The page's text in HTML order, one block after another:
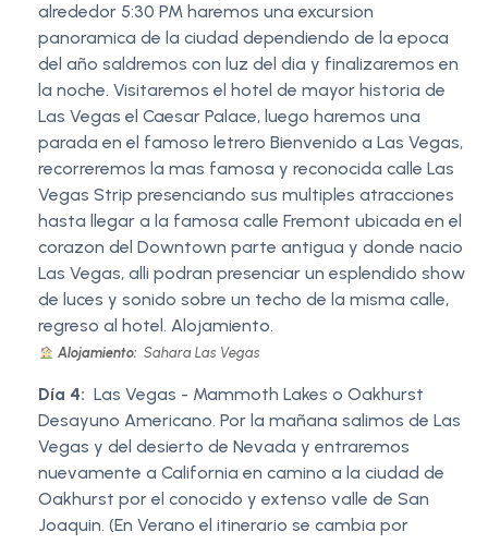
alrededor 5:30 PM haremos una excursion
panoramica de la ciudad dependiendo de la epoca
del año saldremos con luz del dia y finalizaremos en
la noche. Visitaremos el hotel de mayor historia de
Las Vegas el Caesar Palace, luego haremos una
parada en el famoso letrero Bienvenido a Las Vegas,
recorreremos la mas famosa y reconocida calle Las
Vegas Strip presenciando sus multiples atracciones
hasta llegar a la famosa calle Fremont ubicada en el
corazon del Downtown parte antigua y donde nacio
Las Vegas, alli podran presenciar un esplendido show
de luces y sonido sobre un techo de la misma calle,
regreso al hotel. Alojamiento.
Alojamiento: Sahara Las Vegas
Día 4: Las Vegas - Mammoth Lakes o Oakhurst
Desayuno Americano. Por la mañana salimos de Las
Vegas y del desierto de Nevada y entraremos
nuevamente a California en camino a la ciudad de
Oakhurst por el conocido y extenso valle de San
Joaquin. (En Verano el itinerario se cambia por